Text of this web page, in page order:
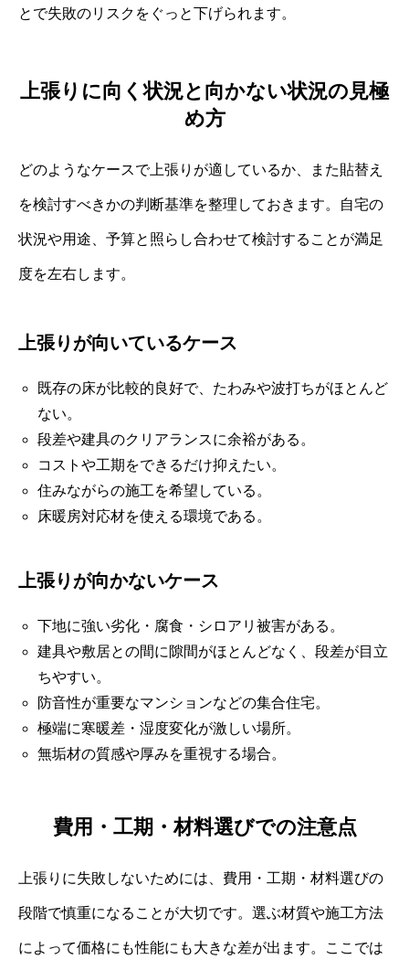
とで失敗のリスクをぐっと下げられます。
上張りに向く状況と向かない状況の見極
め方
どのようなケースで上張りが適しているか、また貼替え
を検討すべきかの判断基準を整理しておきます。自宅の
状況や用途、予算と照らし合わせて検討することが満足
度を左右します。
上張りが向いているケース
既存の床が比較的良好で、たわみや波打ちがほとんど
ない。
段差や建具のクリアランスに余裕がある。
コストや工期をできるだけ抑えたい。
住みながらの施工を希望している。
床暖房対応材を使える環境である。
上張りが向かないケース
下地に強い劣化・腐食・シロアリ被害がある。
建具や敷居との間に隙間がほとんどなく、段差が目立
ちやすい。
防音性が重要なマンションなどの集合住宅。
極端に寒暖差・湿度変化が激しい場所。
無垢材の質感や厚みを重視する場合。
費用・工期・材料選びでの注意点
上張りに失敗しないためには、費用・工期・材料選びの
段階で慎重になることが大切です。選ぶ材質や施工方法
によって価格にも性能にも大きな差が出ます。ここでは